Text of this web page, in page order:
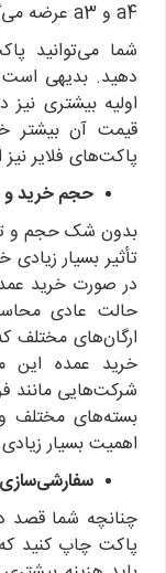
a4 و a3 عرضه می‌گردد.
شما می‌توانید
دهید. بدیهی است
اولیه بیشتری
قیمت آن بیشتر
پاکت‌های فلایر
حجم خرید و
بدون شک حجم و
تأثیر بسیار
در صورت خرید
حالت عادی
ارگان‌های مختلف
خرید عمده این
شرکت‌هایی مانند
بسته‌های مختلف
اهمیت بسیار
چنانچه شما قصد
پاکت چاپ کنید